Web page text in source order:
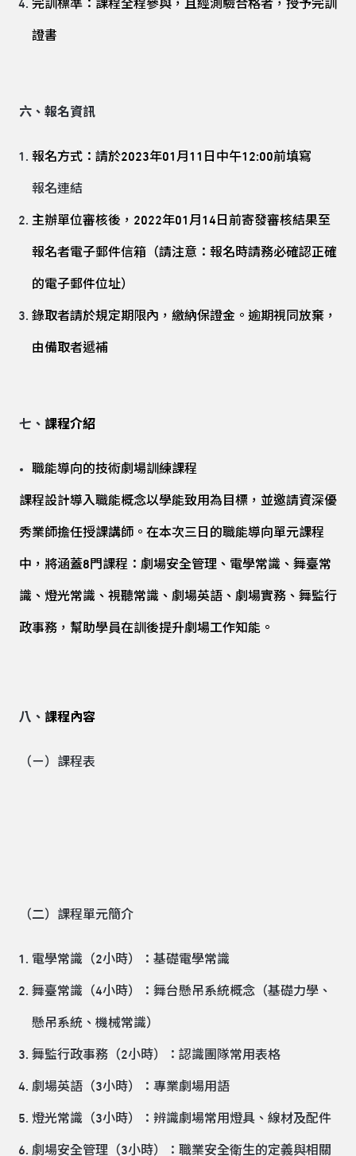
完訓標準：課程全程參與，且經測驗合格者，授予完訓
證書
六、報名資訊
報名方式：請於2023年01月11日中午12:00前填寫
報名連結
主辦單位審核後，2022年01月14日前寄發審核結果至
報名者電子郵件信箱（請注意：報名時請務必確認正確
的電子郵件位址）
錄取者請於規定期限內，繳納保證金。逾期視同放棄，
由備取者遞補
七、 課程介紹
職能導向的技術劇場訓練課程
課程設計導入職能概念以學能致用為目標，並邀請資深優
秀業師擔任授課講師。在本次三日的職能導向單元課程
中，將涵蓋8門課程：劇場安全管理、電學常識、舞臺常
識、燈光常識、視聽常識、劇場英語、劇場實務、舞監行
政事務，幫助學員在訓後提升劇場工作知能。
八、 課程內容
（ㄧ）課程表
（二）課程單元簡介
電學常識（2小時）：基礎電學常識
舞臺常識（4小時）：舞台懸吊系統概念（基礎力學、
懸吊系統、機械常識）
舞監行政事務（2小時）：認識團隊常用表格
劇場英語（3小時）：專業劇場用語
燈光常識（3小時）：辨識劇場常用燈具、線材及配件
劇場安全管理（3小時）：職業安全衛生的定義與相關